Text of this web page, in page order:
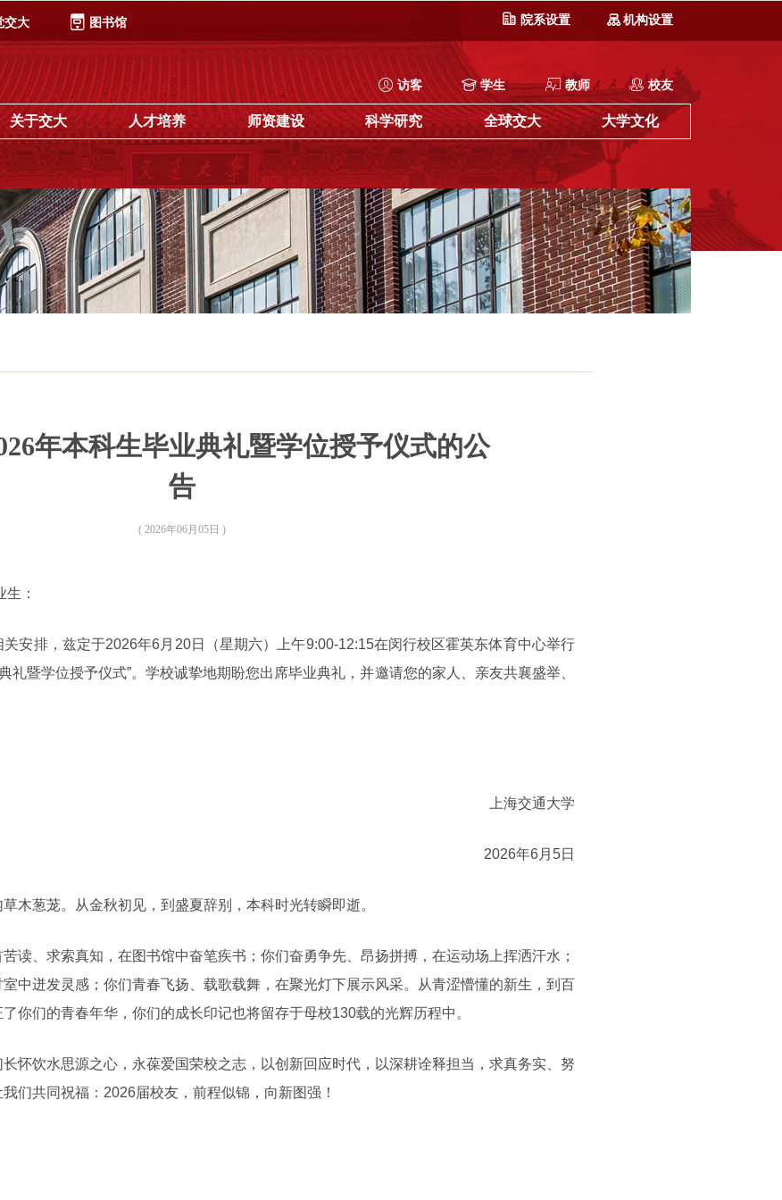
交大 图书馆 院系设置 机构设置
访客 学生 教师 校友
关于交大 人才培养 师资建设 科学研究 全球交大 大学文化
年本科生毕业典礼暨学位授予仪式的公
告
( 2026年06月05日 )
：
安排，兹定于2026年6月20日（星期六）上午9:00-12:15在闵行校区霍英东体育中心举行
礼暨学位授予仪式”。学校诚挚地期盼您出席毕业典礼，并邀请您的家人、亲友共襄盛举、
上海交通大学
2026年6月5日
木葱茏。从金秋初见，到盛夏辞别，本科时光转瞬即逝。
读、求索真知，在图书馆中奋笔疾书；你们奋勇争先、昂扬拼搏，在运动场上挥洒汗水；
中迸发灵感；你们青春飞扬、载歌载舞，在聚光灯下展示风采。从青涩懵懂的新生，到百
你们的青春年华，你们的成长印记也将留存于母校130载的光辉历程中。
怀饮水思源之心，永葆爱国荣校之志，以创新回应时代，以深耕诠释担当，求真务实、努
们共同祝福：2026届校友，前程似锦，向新图强！